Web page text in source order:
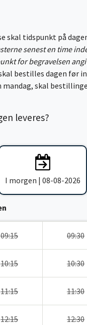
skal tidspunkt på
senest en time
for begravelsen
bestilles dagen før
mandag, skal
leveres?
I morgen | 08-08-2026
09:15 09:30
10:15 10:30
11:15 11:30
12:15 12:30